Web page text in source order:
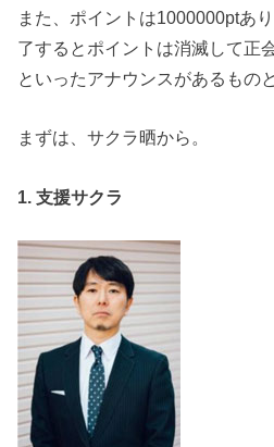
また、ポイントは1000000ptあ
了するとポイントは消滅して正
といったアナウンスがあるもの
まずは、サクラ晒から。
1. 支援サクラ